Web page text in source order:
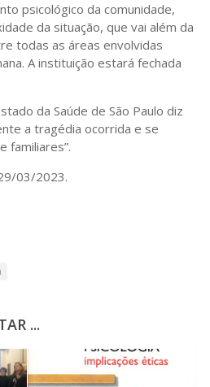
psicológico da comunidade,
da situação, que vai além da
todas as áreas envolvidas
A instituição estará fechada
da Saúde de São Paulo diz
a tragédia ocorrida e se
familiares”.
03/2023.
...